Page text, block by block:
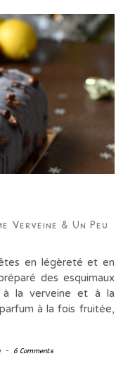
Verveine & Un Peu
en légèreté et en
des esquimaux
à la verveine et à la
à la fois fruitée,
- 6 Comments